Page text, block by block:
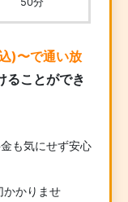
)〜で通い放
ることができ
も気にせず安心
かかりませ